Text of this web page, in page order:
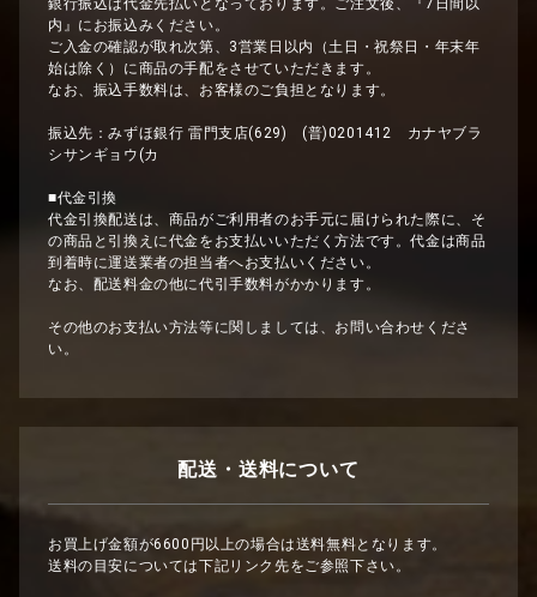
銀行振込は代金先払いとなっております。ご注文後、『7日間以
内』にお振込みください。
ご入金の確認が取れ次第、3営業日以内（土日・祝祭日・年末年
始は除く）に商品の手配をさせていただきます。
なお、振込手数料は、お客様のご負担となります。
振込先：みずほ銀行 雷門支店(629) (普)0201412 カナヤブラ
シサンギョウ(カ
■代金引換
代金引換配送は、商品がご利用者のお手元に届けられた際に、そ
の商品と引換えに代金をお支払いいただく方法です。代金は商品
到着時に運送業者の担当者へお支払いください。
なお、配送料金の他に代引手数料がかかります。
その他のお支払い方法等に関しましては、お問い合わせくださ
い。
配送・送料について
お買上げ金額が6600円以上の場合は送料無料となります。
送料の目安については下記リンク先をご参照下さい。